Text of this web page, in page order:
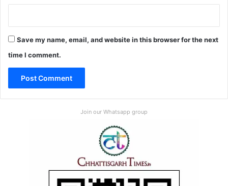
Save my name, email, and website in this browser for the next
time I comment.
Join our Whatsapp group